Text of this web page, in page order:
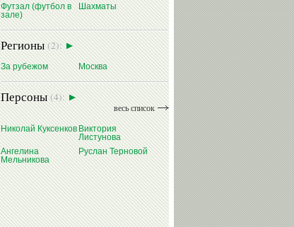
Футзал (футбол в
зале)
Шахматы
Регионы(2):
За рубежом Москва
Персоны(4):
весь список
Николай КуксенковВиктория
Листунова
Ангелина
Мельникова
Руслан Терновой